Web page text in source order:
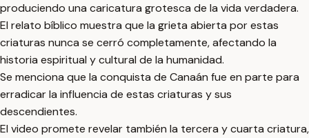
produciendo una caricatura grotesca de la vida verdadera.
El relato bíblico muestra que la grieta abierta por estas
criaturas nunca se cerró completamente, afectando la
historia espiritual y cultural de la humanidad.
Se menciona que la conquista de Canaán fue en parte para
erradicar la influencia de estas criaturas y sus
descendientes.
El video promete revelar también la tercera y cuarta criatura,